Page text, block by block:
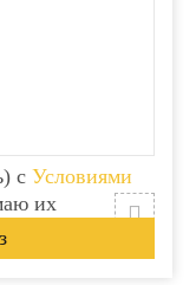
с Условиями
их